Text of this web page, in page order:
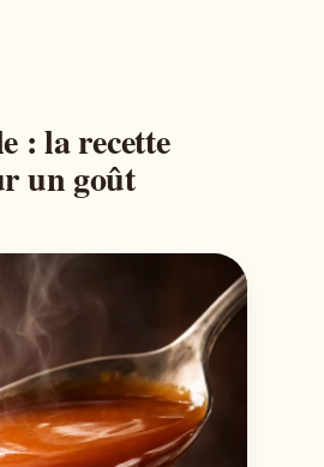
: la recette
un goût